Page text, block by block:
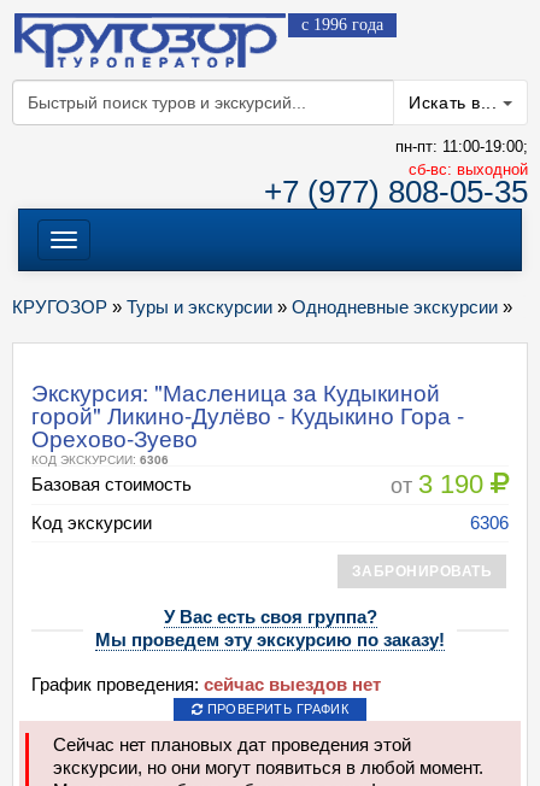
с 1996 года
Искать в...
пн-пт: 11:00-19:00;
cб-вс: выходной
+7 (977) 808-05-35
Меню
КРУГОЗОР » Туры и экскурсии » Однодневные экскурсии »
Экскурсия: "Масленица за Кудыкиной
горой" Ликино-Дулёво - Кудыкино Гора -
Орехово-Зуево
КОД ЭКСКУРСИИ: 6306
Базовая стоимость от 3 190
Код экскурсии 6306
ЗАБРОНИРОВАТЬ
У Вас есть своя группа?
Мы проведем эту экскурсию по заказу!
График проведения: сейчас выездов нет
ПРОВЕРИТЬ ГРАФИК
Сейчас нет плановых дат проведения этой
экскурсии, но они могут появиться в любой момент.